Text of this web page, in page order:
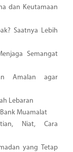
dan Keutamaan
Saatnya Lebih
Semangat
Amalan agar
Lebaran
Muamalat
Niat, Cara
yang Tetap